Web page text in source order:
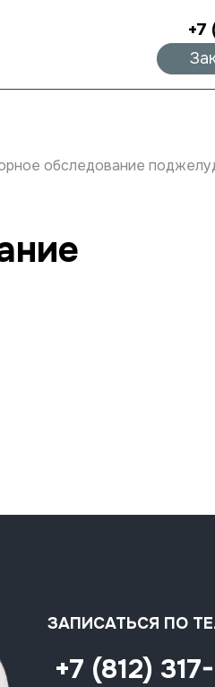
+7
обследование
ЗАПИСАТЬСЯ ПО
+7 (812)